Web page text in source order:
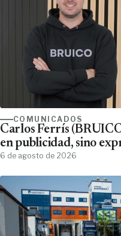
COMUNICADOS
Carlos Ferrís
en publicidad, sino
6 de agosto de 2026